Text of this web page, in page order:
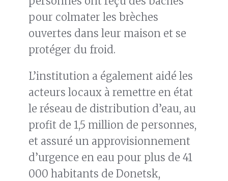
pour colmater les brèches
ouvertes dans leur maison et se
protéger du froid.
L’institution a également aidé les
acteurs locaux à remettre en état
le réseau de distribution d’eau, au
profit de 1,5 million de personnes,
et assuré un approvisionnement
d’urgence en eau pour plus de 41
000 habitants de Donetsk,